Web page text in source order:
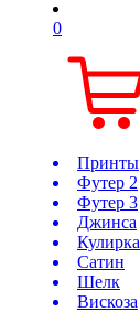
0
Принты
Футер 2
Футер 3
Джинса
Сатин
Шелк
Вискоза